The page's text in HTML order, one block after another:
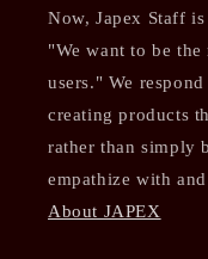
Now, Japex Staff
"We want to be
users." We
creating products
rather than simply
empathize with
About JAPEX